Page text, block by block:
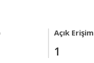
Açık Erişim
1